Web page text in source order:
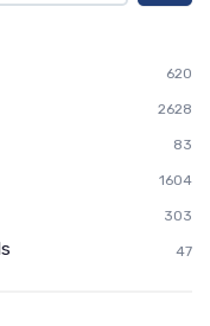
620
2628
83
1604
303
47